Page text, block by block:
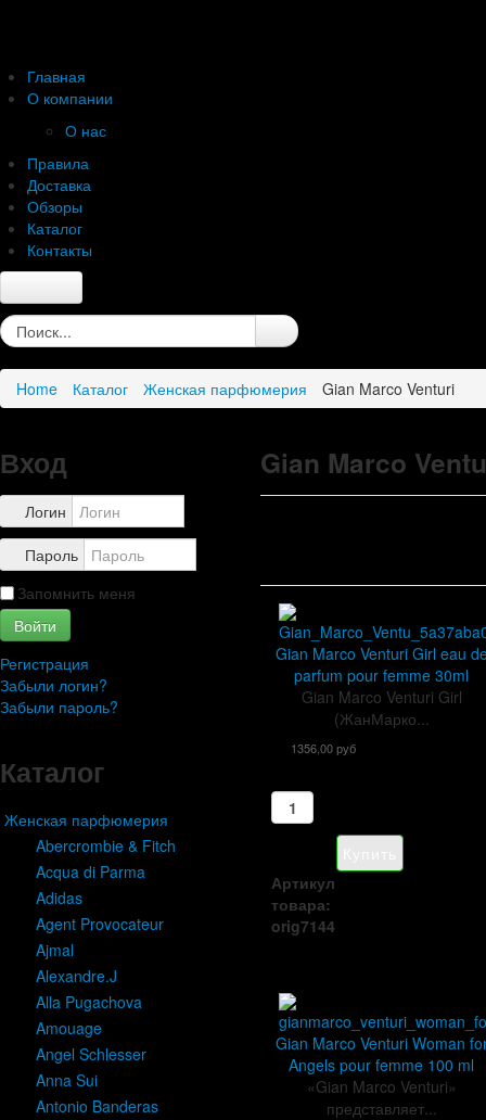
Главная
О компании
О нас
Правила
Доставка
Обзоры
Каталог
Контакты
Главная
О нас
Правила
Каталог
Home Каталог Женская парфюмерия Gian Marco Venturi
Вход
Логин
Пароль
Запомнить меня
Войти
Регистрация
Забыли логин?
Забыли пароль?
Каталог
Женская парфюмерия
Abercrombie & Fitch
Acqua di Parma
Adidas
Agent Provocateur
Ajmal
Alexandre.J
Alla Pugachova
Amouage
Angel Schlesser
Anna Sui
Antonio Banderas
Gian Marco
Gian Marco Venturi Girl eau
parfum pour femme 30ml
Gian Marco Venturi Girl
(ЖанМарко...
1356,00 руб
Артикул
товара:
orig7144
Gian Marco Venturi Woman
Angels pour femme 100 ml
«Gian Marco Venturi»
представляет...